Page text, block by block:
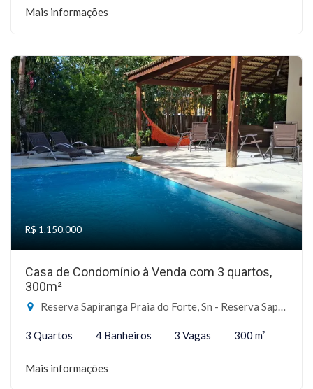
Mais informações
R$ 1.150.000
Casa de Condomínio à Venda com 3 quartos,
300m²
Reserva Sapiranga Praia do Forte, Sn - Reserva Sapiranga, Mata de São João-BA
3 Quartos 4 Banheiros 3 Vagas 300 m²
Mais informações